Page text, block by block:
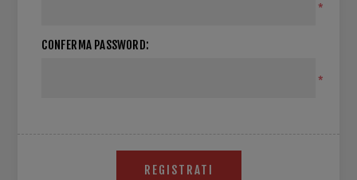
*
CONFERMA PASSWORD:
*
REGISTRATI